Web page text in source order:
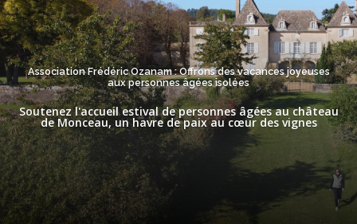
Association Frédéric Ozanam : Offrons des vacances joyeuses
aux personnes âgées isolées
Soutenez l'accueil estival de personnes âgées au château
de Monceau, un havre de paix au cœur des vignes